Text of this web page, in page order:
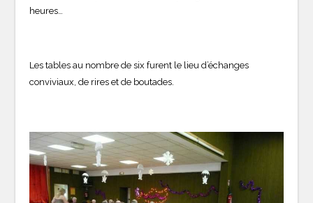
heures…
Les tables au nombre de six furent le lieu d’échanges
conviviaux, de rires et de boutades.